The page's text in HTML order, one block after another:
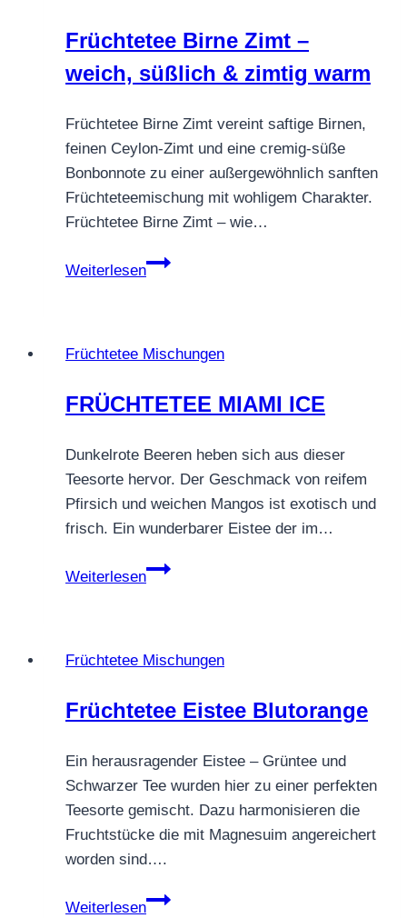
Früchtetee Birne Zimt –
weich, süßlich & zimtig warm
Früchtetee Birne Zimt vereint saftige Birnen,
feinen Ceylon-Zimt und eine cremig-süße
Bonbonnote zu einer außergewöhnlich sanften
Früchteteemischung mit wohligem Charakter.
Früchtetee Birne Zimt – wie…
Weiterlesen
Früchtetee
weich,
&
warm
Früchtetee Mischungen
FRÜCHTETEE MIAMI ICE
Dunkelrote Beeren heben sich aus dieser
Teesorte hervor. Der Geschmack von reifem
Pfirsich und weichen Mangos ist exotisch und
frisch. Ein wunderbarer Eistee der im…
Weiterlesen
FRÜCHTETEE
Früchtetee Mischungen
Früchtetee Eistee Blutorange
Ein herausragender Eistee – Grüntee und
Schwarzer Tee wurden hier zu einer perfekten
Teesorte gemischt. Dazu harmonisieren die
Fruchtstücke die mit Magnesuim angereichert
worden sind….
Weiterlesen
Früchtetee